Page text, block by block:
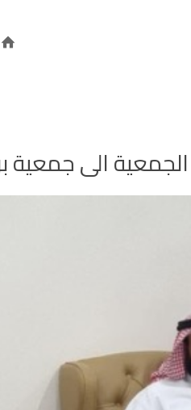
الى